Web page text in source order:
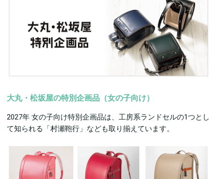
大丸・松坂屋の特別企画品（女の子向け）
2027年 女の子向け特別企画品は、工房系ランドセルの1つとし
て知られる「村瀬鞄行」なども取り揃えています。